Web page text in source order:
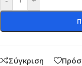
Σύγκριση